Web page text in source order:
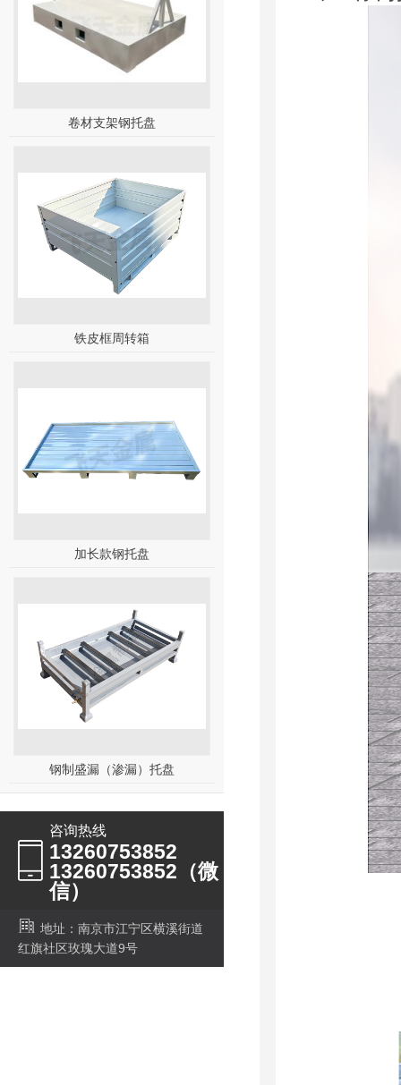
卷材支架钢托盘
铁皮框周转箱
加长款钢托盘
钢制盛漏（渗漏）托盘
咨询热线
13260753852
13260753852（微
信）
地址：南京市江宁区横溪街道
红旗社区玫瑰大道9号